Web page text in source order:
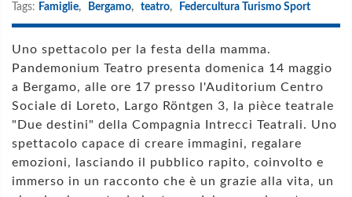
Tags: Famiglie, Bergamo, teatro, Federcultura Turismo Sport
Uno spettacolo per la festa della mamma.
Pandemonium Teatro presenta domenica 14 maggio
a Bergamo, alle ore 17 presso l'Auditorium Centro
Sociale di Loreto, Largo Röntgen 3, la pièce teatrale
"Due destini" della Compagnia Intrecci Teatrali. Uno
spettacolo capace di creare immagini, regalare
emozioni, lasciando il pubblico rapito, coinvolto e
immerso in un racconto che è un grazie alla vita, un